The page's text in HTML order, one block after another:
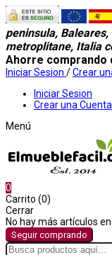
peninsula,
metroplitane, Italia
Ahorre comprando
Iniciar Sesion /Crear
Iniciar Sesion
Crear una Cuenta
Menú
0
Carrito (0)
Cerrar
No hay más artículos
Seguir comprando